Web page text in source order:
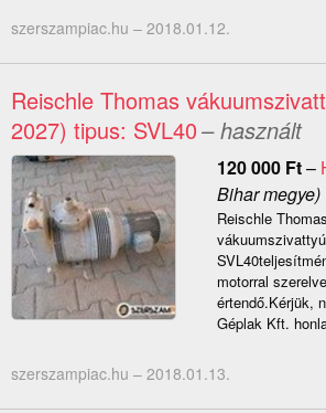
szerszampiac.hu – 2018.01.12.
Reischle Thomas
2027) tipus: SVL40– használt
120 000 Ft–
Bihar megye)
Reischle Thomas
motorral
értendő.Kérjük,
Géplak Kft.
szerszampiac.hu – 2018.01.13.